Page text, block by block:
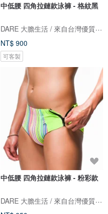
中低腰 四角拉鏈款泳褲 - 格紋黑
DARE 大膽生活 / 來自台灣優質男性內著
NT$ 900
可客製
中低腰 四角拉鏈款泳褲 - 粉彩款
DARE 大膽生活 / 來自台灣優質男性內著